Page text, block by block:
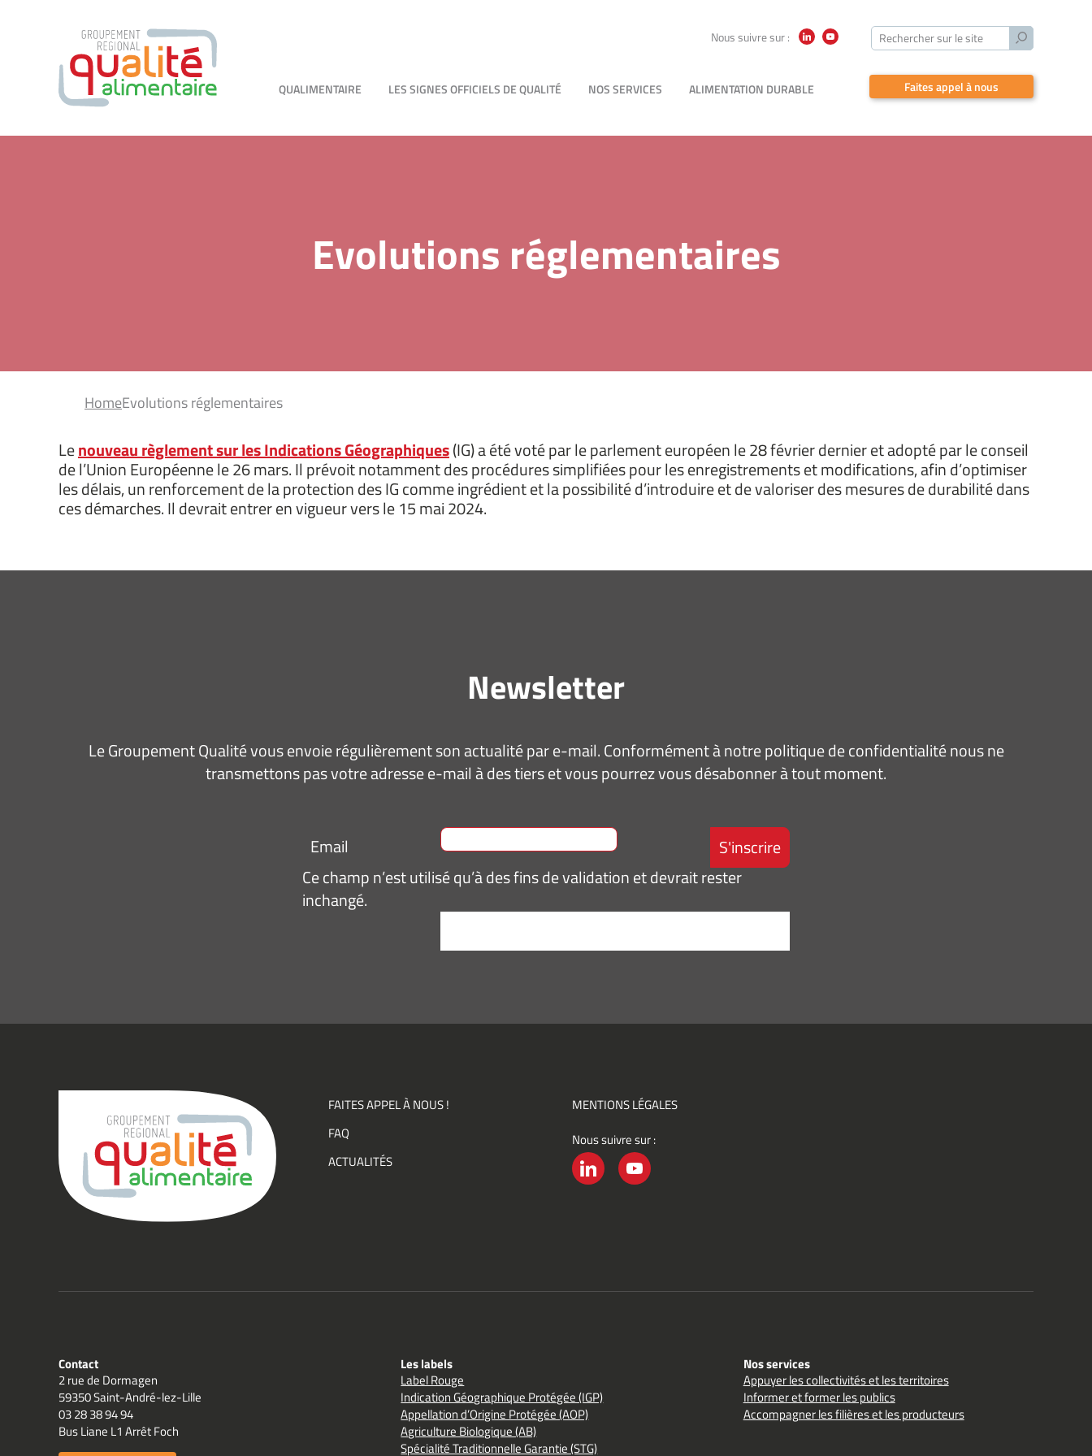
Nous suivre sur :
Rechercher sur le site
Lancer
recherche
QUALIMENTAIRE LES SIGNES OFFICIELS DE QUALITÉ NOS SERVICES ALIMENTATION DURABLE Faites appel à nous
Evolutions réglementaires
HomeEvolutions réglementaires
Lenouveau règlement sur les Indications Géographiques(IG) a été voté par le parlement européen le 28 février dernier et adopté par le conseil
de l’Union Européenne le 26 mars. Il prévoit notamment des procédures simplifiées pour les enregistrements et modifications, afin d’optimiser
les délais, un renforcement de la protection des IG comme ingrédient et la possibilité d’introduire et de valoriser des mesures de durabilité dans
ces démarches. Il devrait entrer en vigueur vers le 15 mai 2024.
Newsletter
Le Groupement Qualité vous envoie régulièrement son actualité par e-mail. Conformément à notre politique de confidentialité nous ne
transmettons pas votre adresse e-mail à des tiers et vous pourrez vous désabonner à tout moment.
Email
Ce champ n’est utilisé qu’à des fins de validation et devrait rester
inchangé.
recevoir des
événements)
Groupement
Qualité
FAITES APPEL À NOUS !
FAQ
ACTUALITÉS
MENTIONS LÉGALES
Nous suivre sur :
Contact
2 rue de Dormagen
59350 Saint-André-lez-Lille
03 28 38 94 94
Bus Liane L1 Arrêt Foch
Les labels
Label Rouge
Indication Géographique Protégée (IGP)
Appellation d’Origine Protégée (AOP)
Agriculture Biologique (AB)
Spécialité Traditionnelle Garantie (STG)
Nos services
Appuyer les collectivités et les territoires
Informer et former les publics
Accompagner les filières et les producteurs